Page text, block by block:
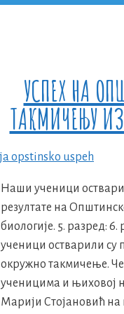
УСПЕХ НА
ТАКМИЧЕЊУ
Наши ученици
резултате на
биологије. 5. разред: 6.
ученици остварили су
окружно такмичење.
ученицима и њиховој
Марији Стојановић на